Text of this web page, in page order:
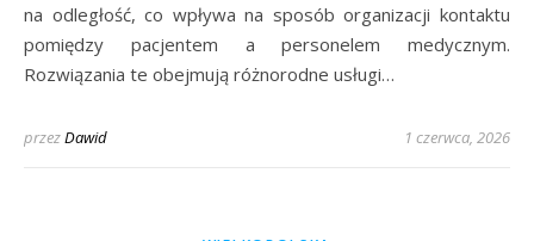
na odległość, co wpływa na sposób organizacji kontaktu
pomiędzy pacjentem a personelem medycznym.
Rozwiązania te obejmują różnorodne usługi…
przezDawid 1 czerwca, 2026